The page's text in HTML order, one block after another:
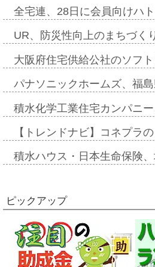
全宅連、28日に会員向けハ
UR、防災性向上のまちづ
大阪府住宅供給公社のソフ
パナソニックホームズ、福
積水化学工業住宅カンパニ
【トレンドナビ】コネプラ
積水ハウス・日本生命保険
ピックアップ